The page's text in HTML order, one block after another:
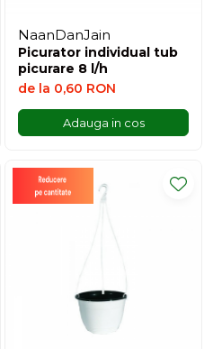
NaanDanJain
Picurator individual tub
picurare 8 l/h
de la 0,60 RON
Adauga in cos